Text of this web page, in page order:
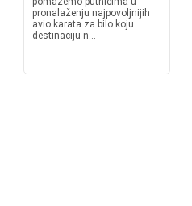
pronalaženju najpovoljnijih
avio karata za bilo koju
destinaciju n...